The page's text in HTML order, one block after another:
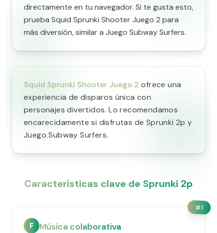
directamente en tu navegador. Si te gusta esto,
prueba Squid Sprunki Shooter Juego 2 para
más diversión, similar a Juego Subway Surfers.
Squid Sprunki Shooter Juego 2 ofrece una
experiencia de disparos única con
personajes divertidos. Lo recomendamos
encarecidamente si disfrutas de Sprunki 2p y
Juego Subway Surfers.
Características clave de Sprunki 2p
#1
F Música colaborativa